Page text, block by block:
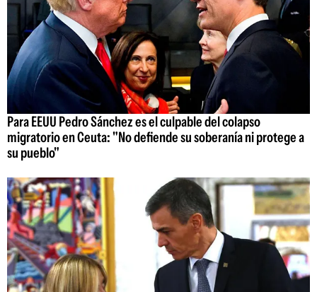
Para EEUU Pedro Sánchez es el culpable del colapso
migratorio en Ceuta: "No defiende su soberanía ni protege a
su pueblo"